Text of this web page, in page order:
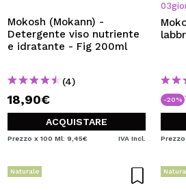
Mokosh (Mokann) -
Detergente viso nutriente
e idratante - Fig 200ml
(4)
18,90€
ACQUISTARE
Prezzo x 100 Ml: 9,45€ IVA Incl.
03
-20%
Naturale